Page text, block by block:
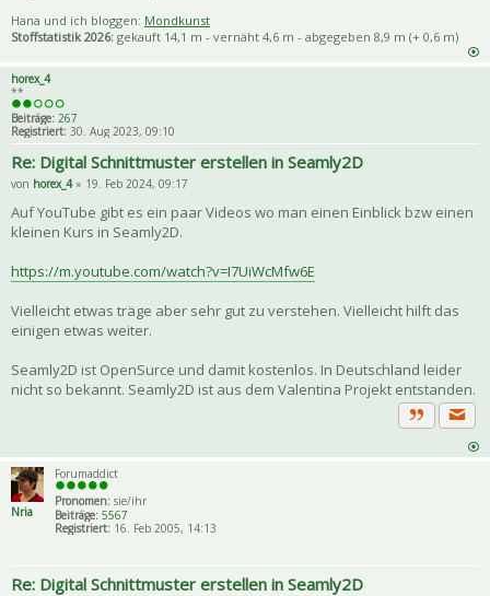
Hana und ich bloggen: Mondkunst
Stoffstatistik 2026: gekauft 14,1 m - vernäht 4,6 m - abgegeben 8,9 m (+ 0,6 m)
horex_4
**
Beiträge: 267
Registriert: 30. Aug 2023, 09:10
Re: Digital Schnittmuster erstellen in Seamly2D
von horex_4» 19. Feb 2024, 09:17
Auf YouTube gibt es ein paar Videos wo man einen Einblick bzw einen
kleinen Kurs in Seamly2D.
https://m.youtube.com/watch?v=I7UiWcMfw6E
Vielleicht etwas träge aber sehr gut zu verstehen. Vielleicht hilft das
einigen etwas weiter.
Seamly2D ist OpenSurce und damit kostenlos. In Deutschland leider
nicht so bekannt. Seamly2D ist aus dem Valentina Projekt entstanden.
Zitat
Nria
Forumaddict
Pronomen: sie/ihr
Beiträge: 5567
Registriert: 16. Feb 2005, 14:13
Re: Digital Schnittmuster erstellen in Seamly2D